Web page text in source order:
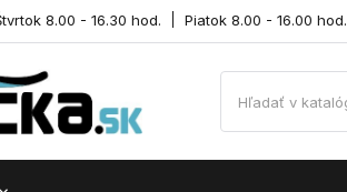
8.00 - 16.30 hod. Piatok 8.00 - 16.00 hod.